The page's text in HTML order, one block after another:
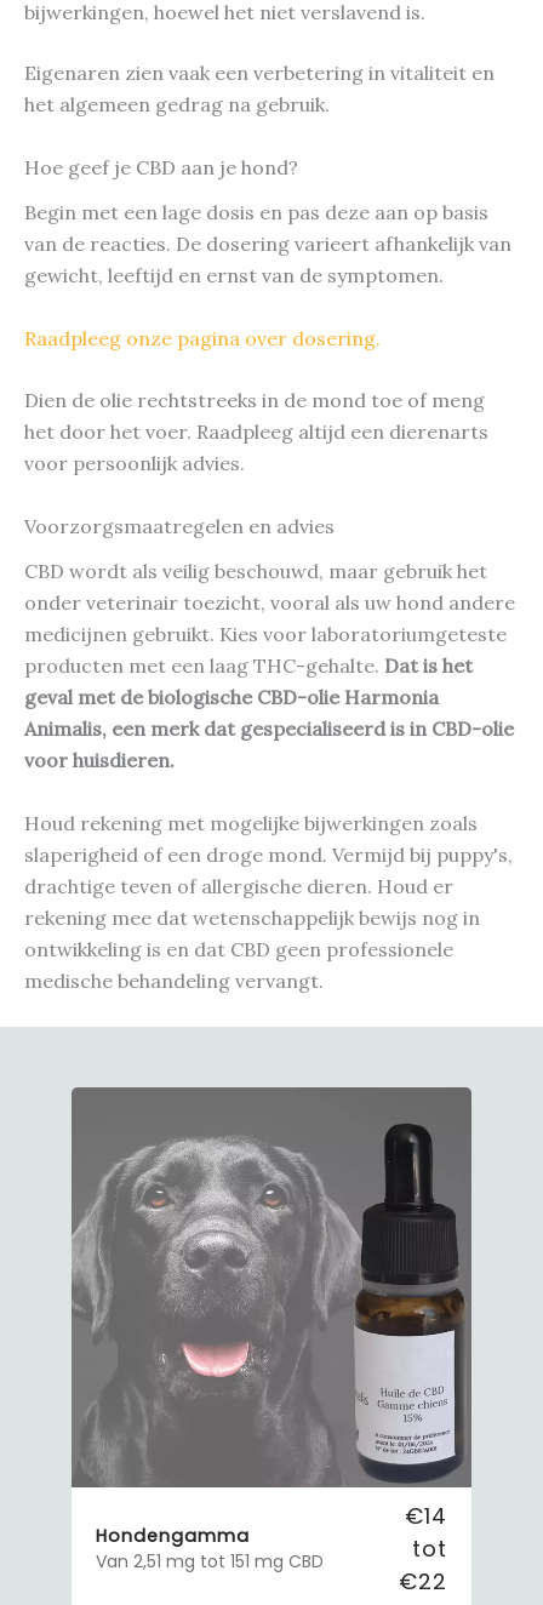
bijwerkingen, hoewel het niet verslavend is.
Eigenaren zien vaak een verbetering in vitaliteit en
het algemeen gedrag na gebruik.
Hoe geef je CBD aan je hond?
Begin met een lage dosis en pas deze aan op basis
van de reacties. De dosering varieert afhankelijk van
gewicht, leeftijd en ernst van de symptomen.
Raadpleeg onze pagina over dosering.
Dien de olie rechtstreeks in de mond toe of meng
het door het voer. Raadpleeg altijd een dierenarts
voor persoonlijk advies.
Voorzorgsmaatregelen en advies
CBD wordt als veilig beschouwd, maar gebruik het
onder veterinair toezicht, vooral als uw hond andere
medicijnen gebruikt. Kies voor laboratoriumgeteste
producten met een laag THC-gehalte. Dat is het
geval met de biologische CBD-olie Harmonia
Animalis, een merk dat gespecialiseerd is in CBD-olie
voor huisdieren.
Houd rekening met mogelijke bijwerkingen zoals
slaperigheid of een droge mond. Vermijd bij puppy's,
drachtige teven of allergische dieren. Houd er
rekening mee dat wetenschappelijk bewijs nog in
ontwikkeling is en dat CBD geen professionele
medische behandeling vervangt.
Hondengamma
Van 2,51 mg tot 151 mg CBD
€14
tot
€22